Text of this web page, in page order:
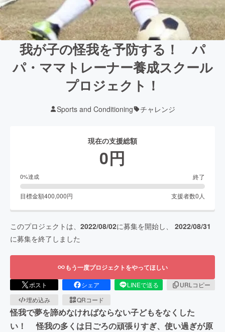
我が子の怪我を予防する！ パ
パ・ママトレーナー養成スクール
プロジェクト！
Sports and Conditioning チャレンジ
現在の支援総額
0円
0%達成 終了
目標金額400,000円 支援者数0 人
このプロジェクトは、 2022/08/02に募集を開始し、 2022/08/31
に募集を終了しました
もう一度プロジェクトをやってほしい
ポスト シェア LINEで送る
URLコピー
埋め込み
QRコード
怪我で夢を諦めなければならない子どもをなくした
い！ 怪我の多くは日ごろの頑張りすぎ、使い過ぎが原